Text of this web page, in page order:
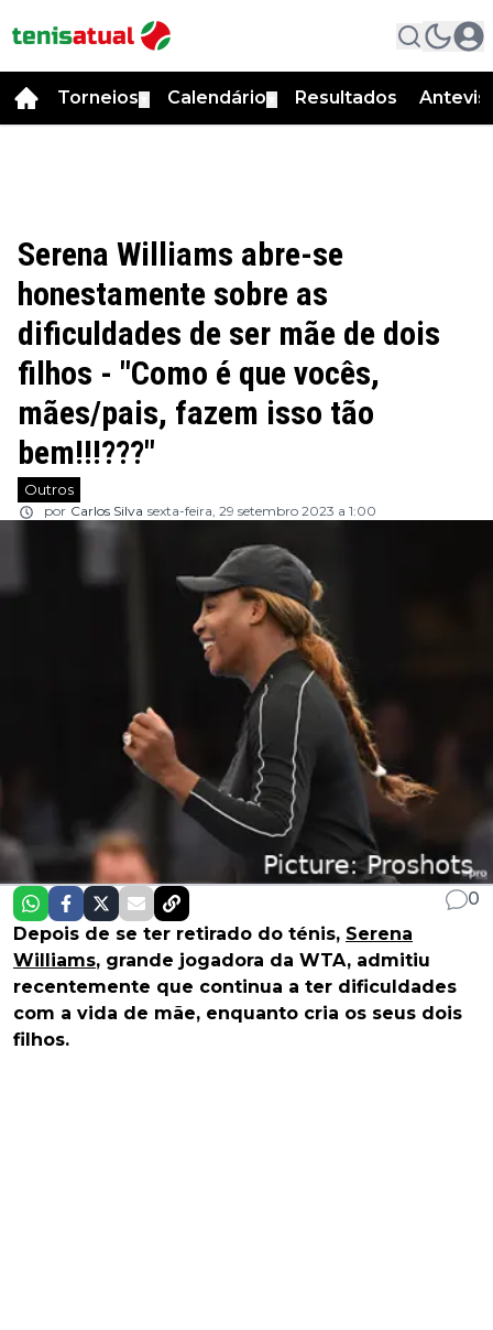
Torneios Calendário Resultados
Serena Williams abre-se
honestamente sobre as
dificuldades de ser mãe de dois
filhos - "Como é que vocês,
mães/pais, fazem isso tão
bem!!!???"
Outros
por Carlos Silva sexta-feira, 29 setembro 2023 a 1:00
0
Depois de se ter retirado do ténis, Serena
Williams, grande jogadora da WTA, admitiu
recentemente que continua a ter dificuldades
com a vida de mãe, enquanto cria os seus dois
filhos.